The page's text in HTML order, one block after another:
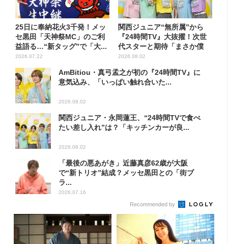
25日に奉納花火3千発！メッ
セ黒田「天神祭MC」のご利
益語る…“新タッグ”で「大...
2026.07.22
関西ジュニア“無所属”から
『24時間TV』大抜擢！次世
代スターと期待「まさか僕
が...
2026.08.02
AmBitiou・真弓孟之が初の『24時間TV』に
意気込み、「いっぱい触れ合いた...
2026.08.02
関西ジュニア・永岡蓮王、“24時間TVで食べ
たい差し入れ”は？「キッチンカーが良...
2026.08.02
「最後の悪あがき」近藤真彦62歳が大阪
で“新トリオ”結成？メッセ黒田との「街ブ
ラ...
2026.07.16
Recommended by